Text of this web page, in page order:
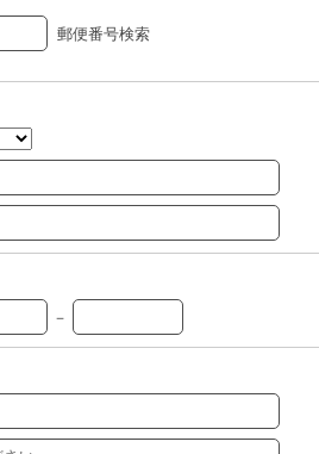
郵便番号検索
－